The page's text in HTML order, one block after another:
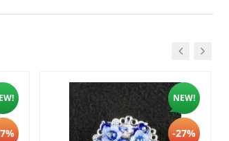
NEW!
-27%